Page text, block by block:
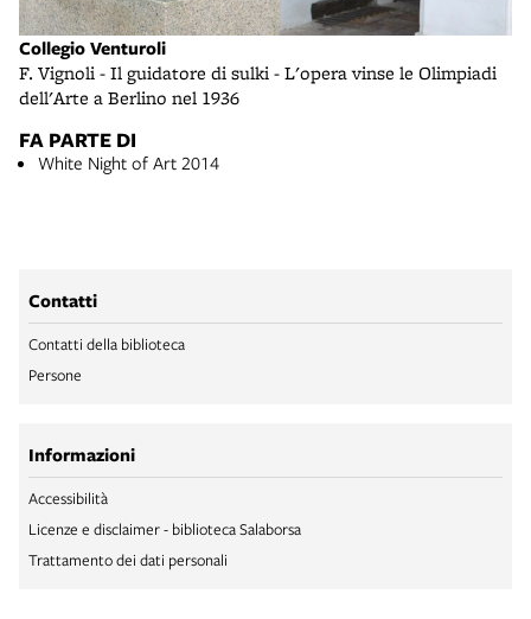
Collegio Venturoli
F. Vignoli - Il guidatore di sulki - L'opera vinse le Olimpiadi
dell'Arte a Berlino nel 1936
FA PARTE DI
White Night of Art 2014
Contatti
Contatti della biblioteca
Persone
Informazioni
Accessibilità
Licenze e disclaimer - biblioteca Salaborsa
Trattamento dei dati personali